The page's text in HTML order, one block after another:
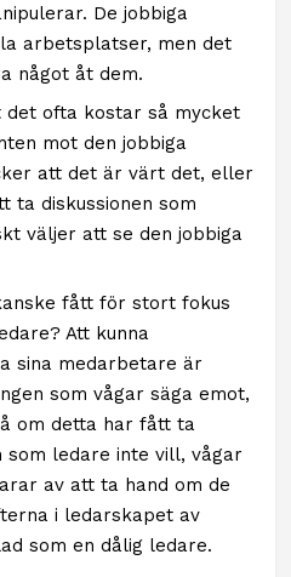
De jobbiga
arbetsplatser, men det
något åt dem.
ofta kostar så mycket
mot den jobbiga
att det är värt det, eller
ta diskussionen som
väljer att se den jobbiga
fått för stort fokus
Att kunna
sina medarbetare är
som vågar säga emot,
om detta har fått ta
som ledare inte vill, vågar
av att ta hand om de
i ledarskapet av
som en dålig ledare.